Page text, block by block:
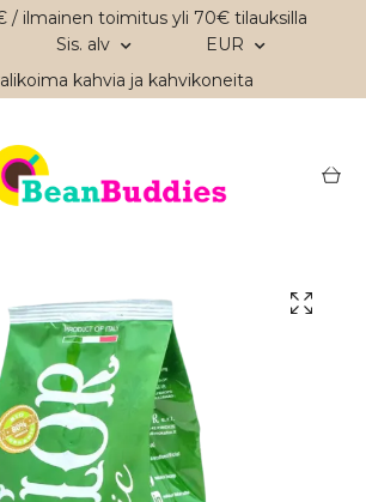
/ ilmainen toimitus yli 70€ tilauksilla
Sis. alv
EUR
kahvia ja kahvikoneita